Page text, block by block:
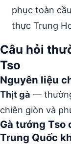
phục toàn
thực Trung
Câu hỏi
Tso
Nguyên liệu
Thịt gà —
chiên giòn và
Gà tướng Tso
Trung Quốc